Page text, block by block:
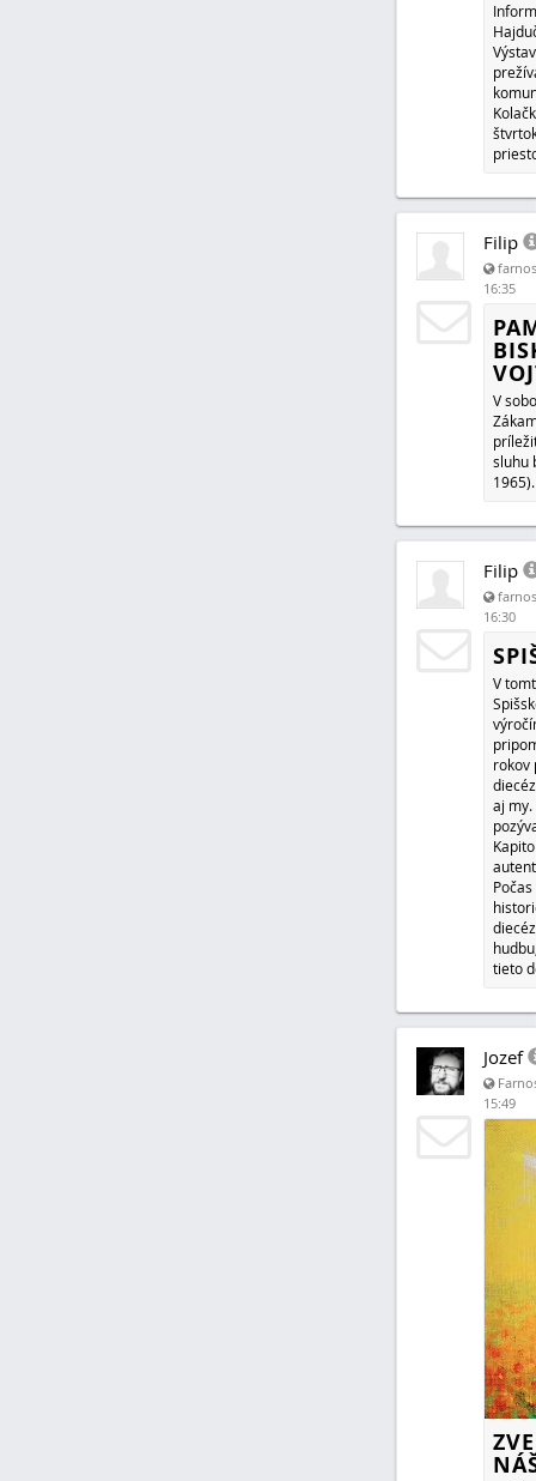
Filip
16:35
V
sluhu
1965).
Filip
16:30
V
rokov
aj
tieto
Jozef
15:49